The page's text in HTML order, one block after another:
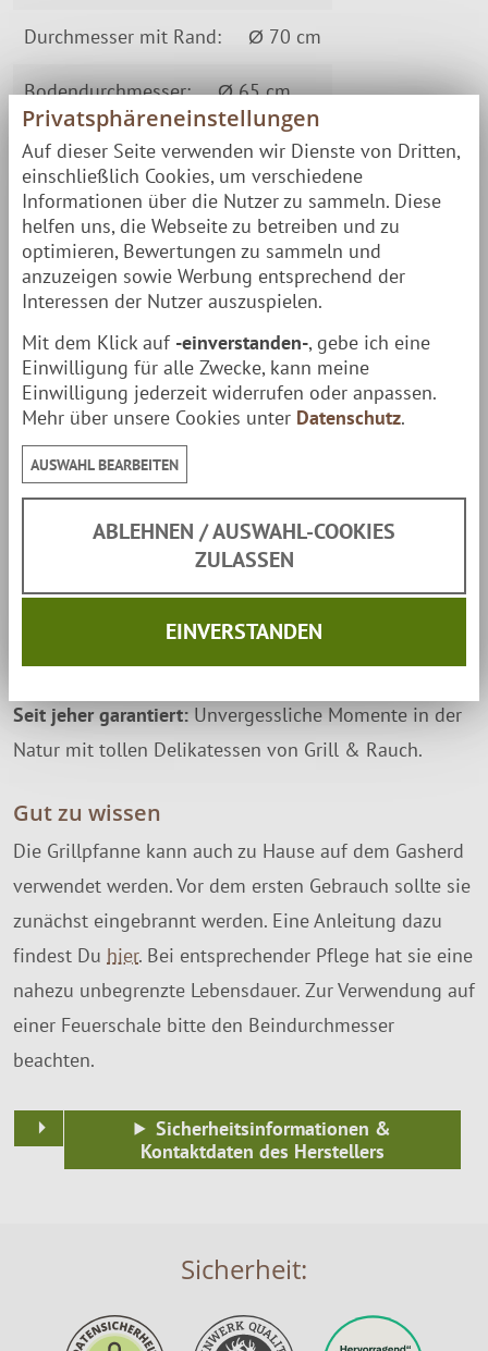
Durchmesser mit Rand: Ø 70 cm
Bodendurchmesser: Ø 65 cm
Gewicht 7.11 kg
Lieferung erfolgt schnell und bequem per
Paketversandzu Dir nach Hause.
MUURIKKA
Unvergessliche Momente seit über 30
Jahren
Seit der Markteinführung vor über 30 Jahre sind
Dauerbrenner. Es gab über die Jahre diverse kleine
Änderungen aber die Grundidee dieses Klassikers
blieb immer gleich: Eine massive Pfanne zur
Zubereitung von Speisen direkt über dem Feuer. Die
können, wird bei Muurikka durch viele weitere
Seit jeher garantiert:Unvergessliche Momente in der
Natur mit tollen Delikatessen von Grill & Rauch.
Gut zu wissen
Die Grillpfanne kann auch zu Hause auf dem Gasherd
verwendet werden. Vor dem ersten Gebrauch sollte sie
zunächst eingebrannt werden. Eine Anleitung dazu
findest Du hier. Bei entsprechender Pflege hat sie eine
nahezu unbegrenzte Lebensdauer. Zur Verwendung auf
einer Feuerschale bitte den Beindurchmesser
beachten.
Sicherheitsinformationen &
Kontaktdaten des Herstellers
Sicherheit:
Privatsphäreneinstellungen
Auf dieser Seite verwenden wir Dienste von Dritten,
einschließlich Cookies, um verschiedene
Informationen über die Nutzer zu sammeln. Diese
helfen uns, die Webseite zu betreiben und zu
optimieren, Bewertungen zu sammeln und
anzuzeigen sowie Werbung entsprechend der
Interessen der Nutzer auszuspielen.
Mit dem Klick auf -einverstanden-, gebe ich eine
Einwilligung für alle Zwecke, kann meine
Einwilligung jederzeit widerrufen oder anpassen.
Mehr über unsere Cookies unter Datenschutz.
AUSWAHL BEARBEITEN
ABLEHNEN / AUSWAHL-COOKIES
ZULASSEN
EINVERSTANDEN